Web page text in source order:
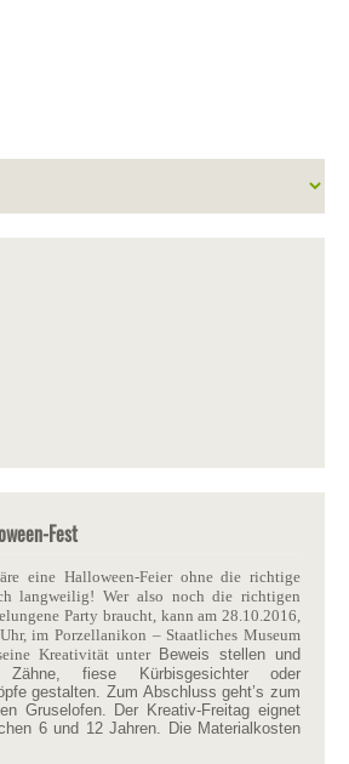
Fest
eine Halloween-Feier ohne die richtige
langweilig! Wer also noch die richtigen
Party braucht, kann am 28.10.2016,
im Porzellanikon – Staatliches Museum
Kreativität unter Beweis stellen und
Zähne, fiese Kürbisgesichter oder
gestalten. Zum Abschluss geht’s zum
Gruselofen. Der Kreativ-Freitag eignet
6 und 12 Jahren. Die Materialkosten